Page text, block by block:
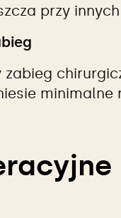
przy
minimalne